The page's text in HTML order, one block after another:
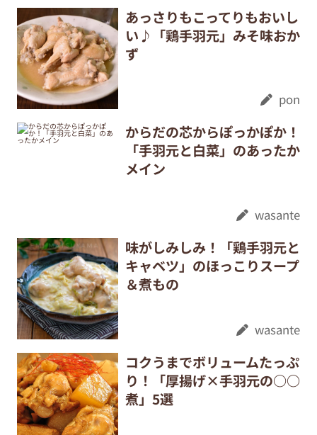
あっさりもこってりもおいし
い♪「鶏手羽元」みそ味おか
ず
pon
からだの芯からぽっかぽか！
「手羽元と白菜」のあったか
メイン
wasante
味がしみしみ！「鶏手羽元と
キャベツ」のほっこりスープ
＆煮もの
wasante
コクうまでボリュームたっぷ
り！「厚揚げ×手羽元の○○
煮」5選